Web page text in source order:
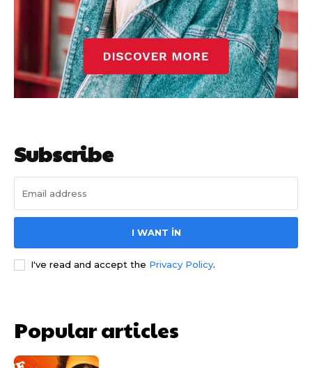
Subscribe
I WANT IN
I've read and accept the Privacy Policy.
Popular articles